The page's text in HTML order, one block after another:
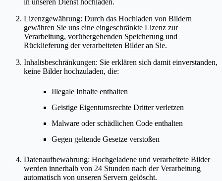
Lizenzgewährung: Durch das Hochladen von Bildern
gewähren Sie uns eine eingeschränkte Lizenz zur
Verarbeitung, vorübergehenden Speicherung und
Rücklieferung der verarbeiteten Bilder an Sie.
Inhaltsbeschränkungen: Sie erklären sich damit einverstanden,
keine Bilder hochzuladen, die:
Illegale Inhalte enthalten
Geistige Eigentumsrechte Dritter verletzen
Malware oder schädlichen Code enthalten
Gegen geltende Gesetze verstoßen
Datenaufbewahrung: Hochgeladene und verarbeitete Bilder
werden innerhalb von 24 Stunden nach der Verarbeitung
automatisch von unseren Servern gelöscht.